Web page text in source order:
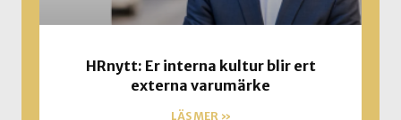
HRnytt: Er interna kultur blir ert
externa varumärke
LÄS MER »